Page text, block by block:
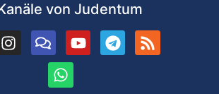
von Judentum